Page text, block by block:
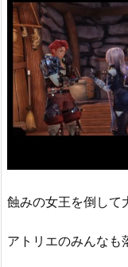
蝕みの女王を倒して
アトリエのみんなも